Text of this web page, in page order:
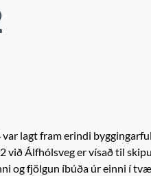
lagt fram erindi
við Álfhólsveg er vísað til
og fjölgun íbúða úr einni í